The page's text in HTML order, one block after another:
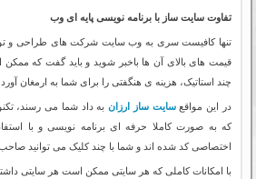
تفاوت سایت ساز با برنامه نویسی پایه ای وب
تنها کافیست سری به وب سایت شرکت های طراحی و
قیمت های بالای آن ها باخبر شوید و باید گفت که
چند استاتیک، هزینه ی هنگفتی را برای شما به ارمغان آورد.
در این مواقعسایت ساز ارزان به داد شما می رسند،
که به صورت کاملا حرفه ای برنامه نویسی و با
اختصاصی کد شده اند و شما با چند کلیک می توانید
با امکانات کاملی که هر سایتی ممکن است هر سایتی